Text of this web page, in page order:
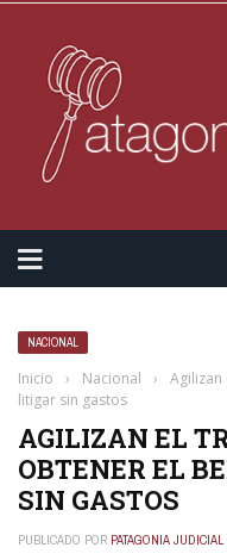
NACIONAL
Inicio › Nacional ›
litigar sin gastos
AGILIZAN EL
OBTENER EL
SIN GASTOS
PUBLICADO POR PATAGONIA JUDICIAL